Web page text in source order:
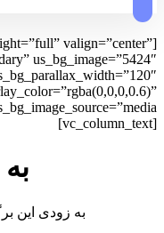
valign=”center”
us_bg_image=”5424″
[vc_column_text]
به زودی این